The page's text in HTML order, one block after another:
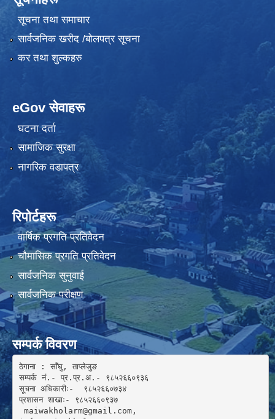
सूचना तथा समाचार
सार्वजनिक खरीद /बोलपत्र सूचना
कर तथा शुल्कहरु
eGov सेवाहरू
घटना दर्ता
सामाजिक सुरक्षा
नागरिक वडापत्र
रिपोर्टहरू
वार्षिक प्रगति प्रतिवेदन
चौमासिक प्रगति प्रतिवेदन
सार्वजनिक सुनुवाई
सार्वजनिक परीक्षण
सम्पर्क विवरण
ठेगाना : साँघु, ताप्लेजुङ
सम्पर्क नं.- प्र.प्र.अ.- ९८५२६६०९३६
सूचना अधिकारीः-  ९८५२६६०७३४
प्रशासन शाखाः- ९८५२६६०९३७
maiwakholarm@gmail.com,